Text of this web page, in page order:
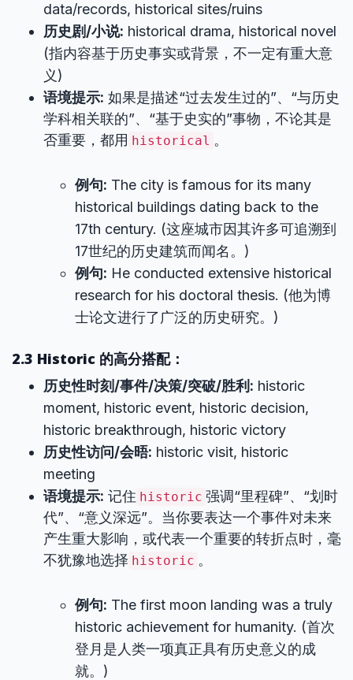
data/records, historical sites/ruins
历史剧/小说: historical drama, historical novel
(指内容基于历史事实或背景，不一定有重大意
义)
语境提示: 如果是描述“过去发生过的”、“与历史
学科相关联的”、“基于史实的”事物，不论其是
否重要，都用 historical 。
例句: The city is famous for its many
historical buildings dating back to the
17th century. (这座城市因其许多可追溯到
17世纪的历史建筑而闻名。)
例句: He conducted extensive historical
research for his doctoral thesis. (他为博
士论文进行了广泛的历史研究。)
2.3 Historic 的高分搭配：
历史性时刻/事件/决策/突破/胜利: historic
moment, historic event, historic decision,
historic breakthrough, historic victory
历史性访问/会晤: historic visit, historic
meeting
语境提示: 记住 historic 强调“里程碑”、“划时
代”、“意义深远”。当你要表达一个事件对未来
产生重大影响，或代表一个重要的转折点时，毫
不犹豫地选择 historic 。
例句: The first moon landing was a truly
historic achievement for humanity. (首次
登月是人类一项真正具有历史意义的成
就。)